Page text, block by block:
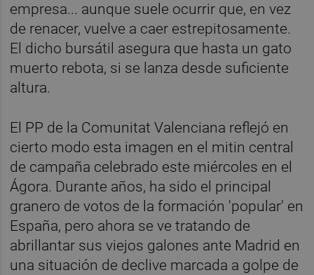
empresa... aunque suele ocurrir que, en vez
de renacer, vuelve a caer estrepitosamente.
El dicho bursátil asegura que hasta un gato
muerto rebota, si se lanza desde suficiente
altura.
El PP de la Comunitat Valenciana reflejó en
cierto modo esta imagen en el mitin central
de campaña celebrado este miércoles en el
Ágora. Durante años, ha sido el principal
granero de votos de la formación 'popular' en
España, pero ahora se ve tratando de
abrillantar sus viejos galones ante Madrid en
una situación de declive marcada a golpe de